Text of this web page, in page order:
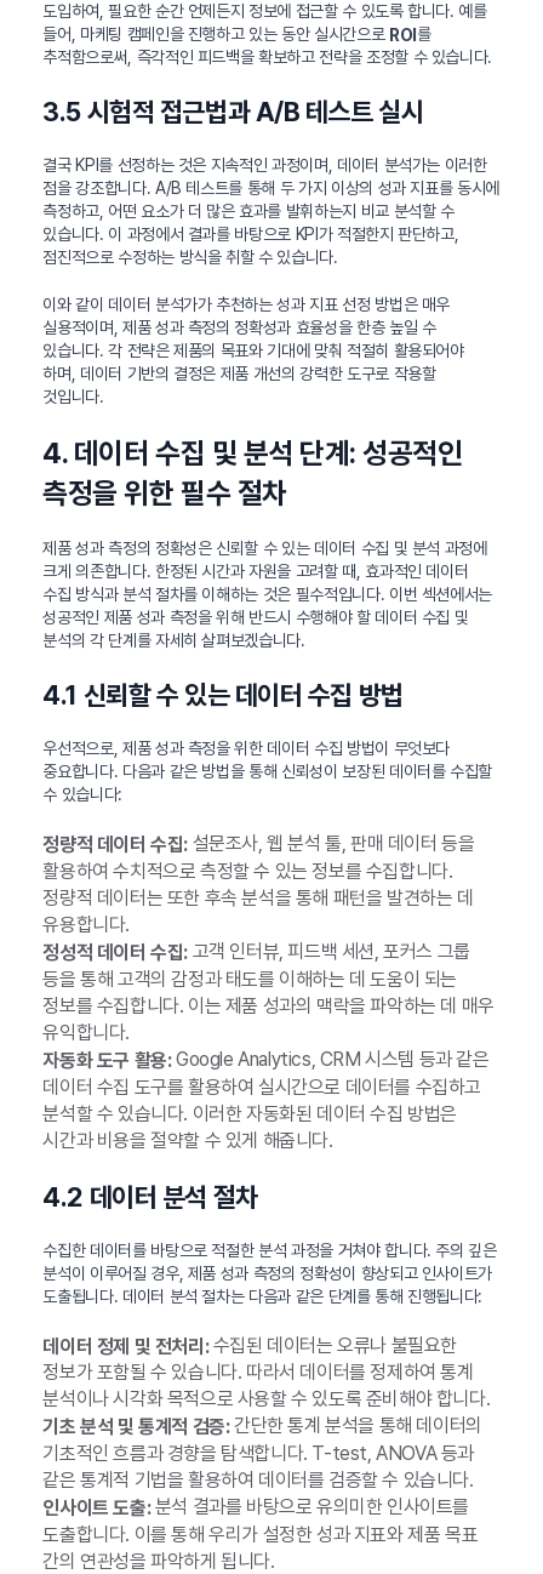
도입하여, 필요한 순간 언제든지 정보에 접근할 수 있도록 합니다. 예를
들어, 마케팅 캠페인을 진행하고 있는 동안 실시간으로 ROI를
추적함으로써, 즉각적인 피드백을 확보하고 전략을 조정할 수 있습니다.
3.5 시험적 접근법과 A/B 테스트 실시
결국 KPI를 선정하는 것은 지속적인 과정이며, 데이터 분석가는 이러한
점을 강조합니다. A/B 테스트를 통해 두 가지 이상의 성과 지표를 동시에
측정하고, 어떤 요소가 더 많은 효과를 발휘하는지 비교 분석할 수
있습니다. 이 과정에서 결과를 바탕으로 KPI가 적절한지 판단하고,
점진적으로 수정하는 방식을 취할 수 있습니다.
이와 같이 데이터 분석가가 추천하는 성과 지표 선정 방법은 매우
실용적이며, 제품 성과 측정의 정확성과 효율성을 한층 높일 수
있습니다. 각 전략은 제품의 목표와 기대에 맞춰 적절히 활용되어야
하며, 데이터 기반의 결정은 제품 개선의 강력한 도구로 작용할
것입니다.
4. 데이터 수집 및 분석 단계: 성공적인
측정을 위한 필수 절차
제품 성과 측정의 정확성은 신뢰할 수 있는 데이터 수집 및 분석 과정에
크게 의존합니다. 한정된 시간과 자원을 고려할 때, 효과적인 데이터
수집 방식과 분석 절차를 이해하는 것은 필수적입니다. 이번 섹션에서는
성공적인 제품 성과 측정을 위해 반드시 수행해야 할 데이터 수집 및
분석의 각 단계를 자세히 살펴보겠습니다.
4.1 신뢰할 수 있는 데이터 수집 방법
우선적으로, 제품 성과 측정을 위한 데이터 수집 방법이 무엇보다
중요합니다. 다음과 같은 방법을 통해 신뢰성이 보장된 데이터를 수집할
수 있습니다:
정량적 데이터 수집:설문조사, 웹 분석 툴, 판매 데이터 등을
활용하여 수치적으로 측정할 수 있는 정보를 수집합니다.
정량적 데이터는 또한 후속 분석을 통해 패턴을 발견하는 데
유용합니다.
정성적 데이터 수집:고객 인터뷰, 피드백 세션, 포커스 그룹
등을 통해 고객의 감정과 태도를 이해하는 데 도움이 되는
정보를 수집합니다. 이는 제품 성과의 맥락을 파악하는 데 매우
유익합니다.
자동화 도구 활용:Google Analytics, CRM 시스템 등과 같은
데이터 수집 도구를 활용하여 실시간으로 데이터를 수집하고
분석할 수 있습니다. 이러한 자동화된 데이터 수집 방법은
시간과 비용을 절약할 수 있게 해줍니다.
4.2 데이터 분석 절차
수집한 데이터를 바탕으로 적절한 분석 과정을 거쳐야 합니다. 주의 깊은
분석이 이루어질 경우, 제품 성과 측정의 정확성이 향상되고 인사이트가
도출됩니다. 데이터 분석 절차는 다음과 같은 단계를 통해 진행됩니다:
데이터 정제 및 전처리:수집된 데이터는 오류나 불필요한
정보가 포함될 수 있습니다. 따라서 데이터를 정제하여 통계
분석이나 시각화 목적으로 사용할 수 있도록 준비해야 합니다.
기초 분석 및 통계적 검증:간단한 통계 분석을 통해 데이터의
기초적인 흐름과 경향을 탐색합니다. T-test, ANOVA 등과
같은 통계적 기법을 활용하여 데이터를 검증할 수 있습니다.
인사이트 도출:분석 결과를 바탕으로 유의미한 인사이트를
도출합니다. 이를 통해 우리가 설정한 성과 지표와 제품 목표
간의 연관성을 파악하게 됩니다.